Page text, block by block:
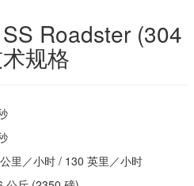
SS Roadster (304
规格
里／小时 / 130 英里／小时